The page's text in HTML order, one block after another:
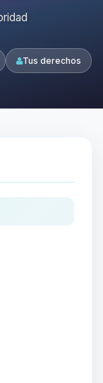
Tus derechos